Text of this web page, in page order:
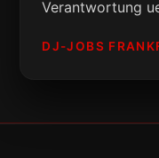
Verantwortung
DJ-JOBS